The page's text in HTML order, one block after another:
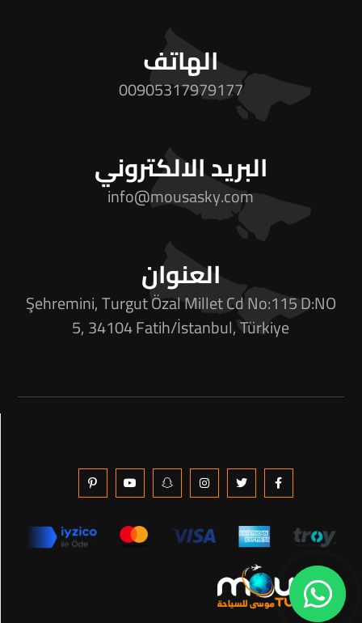
الهاتف
00905317979177
البريد الالكتروني
info@mousasky.com
العنوان
Şehremini, Turgut Özal Millet Cd No:115 D:NO
5, 34104 Fatih/İstanbul, Türkiye